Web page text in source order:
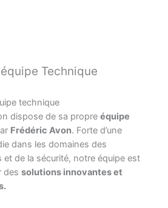
Technique
technique
dispose de sa propre équipe
Frédéric Avon. Forte d’une
dans les domaines des
de la sécurité, notre équipe est
des solutions innovantes et